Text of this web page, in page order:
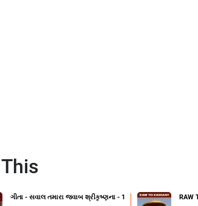
ગીતા - સવાલ તમારા જવાબ શ્રીકૃષ્ણના - 1 RAW